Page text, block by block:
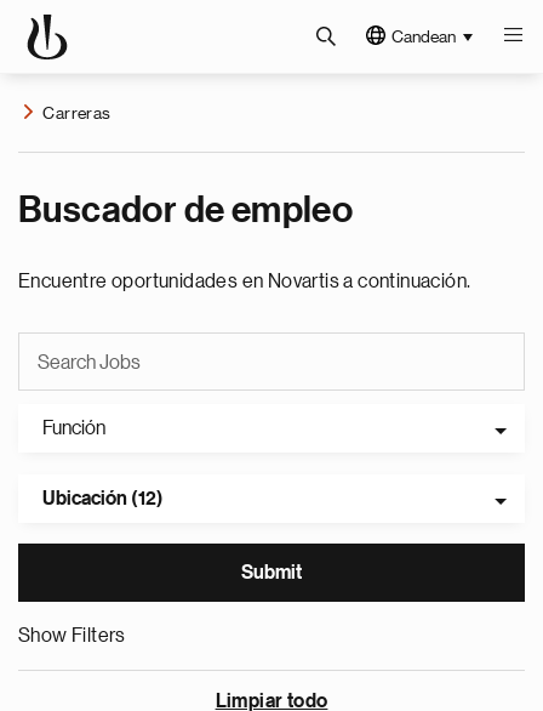
Candean
Carreras
Buscador de empleo
Encuentre oportunidades en Novartis a continuación.
Función
Ubicación (12)
Show Filters
Limpiar todo